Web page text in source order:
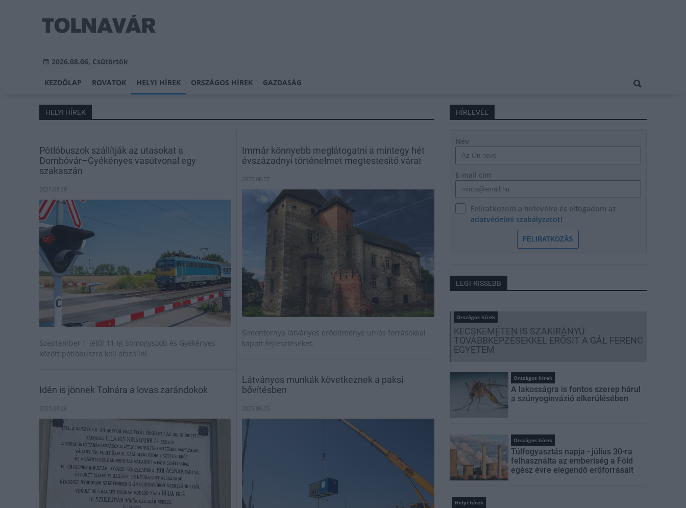
2026.08.06, Csütörtök
KEZDŐLAP ROVATOK HELYI HÍREK ORSZÁGOS HÍREK GAZDASÁG
HELYI HÍREK
Pótlóbuszok szállítják az utasokat a
Dombóvár–Gyékényes vasútvonal egy
szakaszán
2025.08.29
Szeptember 1-jétől 11-ig Somogyszob és Gyékényes
között pótlóbuszra kell átszállni.
Idén is jönnek Tolnára a lovas zarándokok
2025.08.26
Immár könnyebb meglátogatni a mintegy hét
évszázadnyi történelmet megtestesítő várat
2025.08.27
Simontornya látványos erődítménye uniós forrásokkal
kapott fejlesztéseket.
Látványos munkák következnek a paksi
bővítésben
2025.08.25
HÍRLEVÉL
Név
E-mail cím
Feliratkozom a hírlevélre és elfogadom az
adatvédelmi szabályzatot!
FELIRATKOZÁS
LEGFRISSEBB
Országos hírek
KECSKEMÉTEN IS SZAKIRÁNYÚ
TOVÁBBKÉPZÉSEKKEL ERŐSÍT A GÁL FERENC
EGYETEM
Országos hírek
A lakosságra is fontos szerep hárul
a szúnyoginvázió elkerülésében
Országos hírek
Túlfogyasztás napja - július 30-ra
felhasználta az emberiség a Föld
egész évre elegendő erőforrásait
Helyi hírek